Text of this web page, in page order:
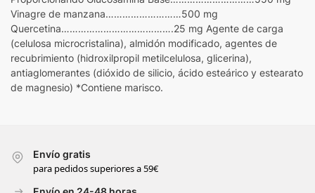
Vinagre de manzana………………………500 mg
Quercetina………………………………….25 mg Agente de carga
(celulosa microcristalina), almidón modificado, agentes de
recubrimiento (hidroxilpropil metilcelulosa, glicerina),
antiaglomerantes (dióxido de silicio, ácido esteárico y estearato
de magnesio) *Contiene marisco.
Envío gratis
para pedidos superiores a 59€